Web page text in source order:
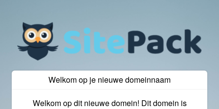
Welkom op je nieuwe domeinnaam
Welkom op dit nieuwe domein! Dit domein is